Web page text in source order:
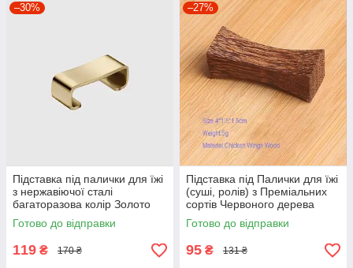
–30%
Підставка під палички для їжі
з нержавіючої сталі
багаторазова колір Золото
Готово до відправки
119 ₴ 170 ₴
–27%
Підставка під Палички для їжі
(суші, ролів) з Преміальних
сортів Червоного дерева
"Крило птиці"
Готово до відправки
95 ₴ 131 ₴